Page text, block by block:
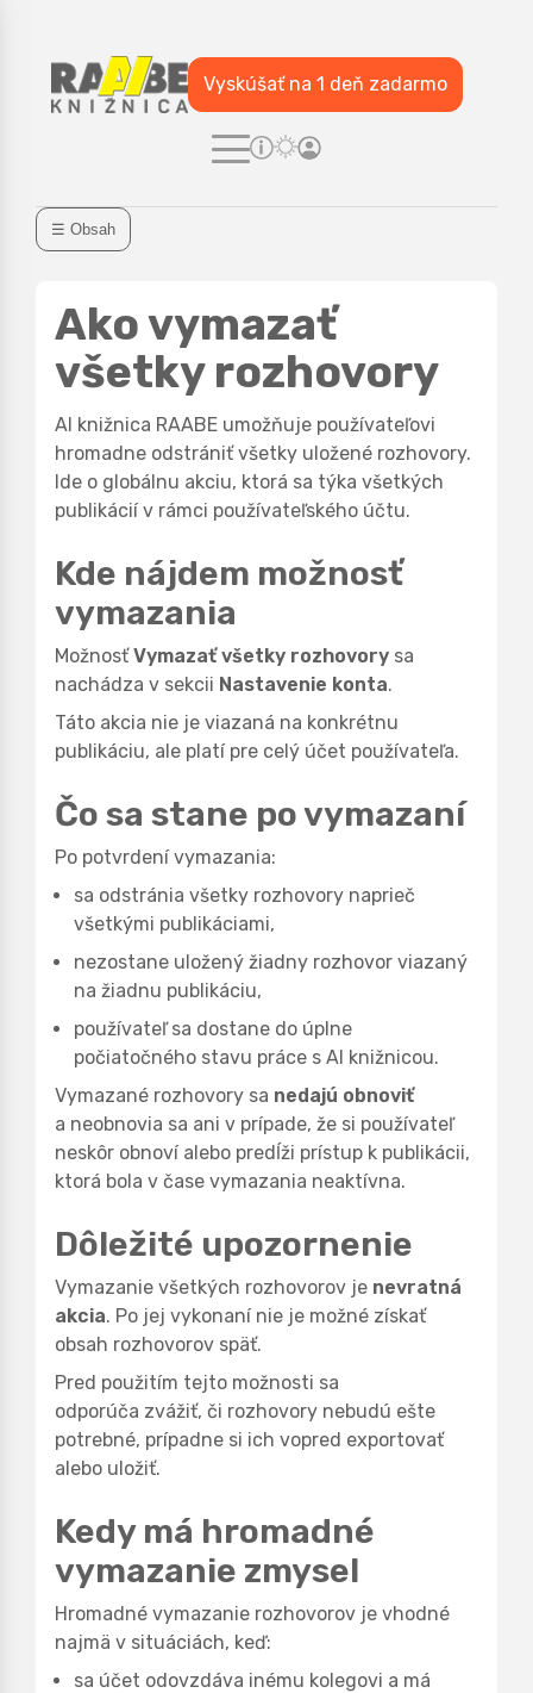
Vyskúšať na 1 deň zadarmo
☰ Obsah
Ako vymazať
všetky rozhovory
AI knižnica RAABE umožňuje používateľovi
hromadne odstrániť všetky uložené rozhovory.
Ide o globálnu akciu, ktorá sa týka všetkých
publikácií v rámci používateľského účtu.
Kde nájdem možnosť
vymazania
MožnosťVymazať všetky rozhovory sa
nachádza v sekcii Nastavenie konta.
Táto akcia nie je viazaná na konkrétnu
publikáciu, ale platí pre celý účet používateľa.
Čo sa stane po vymazaní
Po potvrdení vymazania:
sa odstránia všetky rozhovory naprieč
všetkými publikáciami,
nezostane uložený žiadny rozhovor viazaný
na žiadnu publikáciu,
používateľ sa dostane do úplne
počiatočného stavu práce s AI knižnicou.
Vymazané rozhovory sa nedajú obnoviť
a neobnovia sa ani v prípade, že si používateľ
neskôr obnoví alebo predĺži prístup k publikácii,
ktorá bola v čase vymazania neaktívna.
Dôležité upozornenie
Vymazanie všetkých rozhovorov je nevratná
akcia. Po jej vykonaní nie je možné získať
obsah rozhovorov späť.
Pred použitím tejto možnosti sa
odporúča zvážiť, či rozhovory nebudú ešte
potrebné, prípadne si ich vopred exportovať
alebo uložiť.
Kedy má hromadné
vymazanie zmysel
Hromadné vymazanie rozhovorov je vhodné
najmä v situáciách, keď:
sa účet odovzdáva inému kolegovi a má